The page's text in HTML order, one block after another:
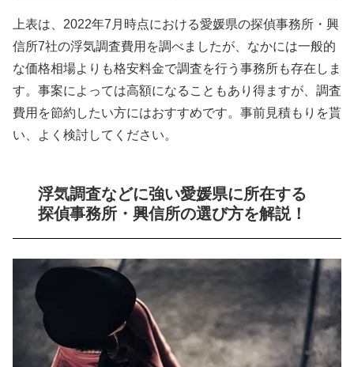
上表は、2022年7月時点における愛媛県の探偵事務所・興
信所7社の浮気調査費用を調べましたが、なかには一般的
な価格相場よりも格安料金で調査を行う事務所も存在しま
す。事案によっては高額になることもあり得ますが、調査
費用を節約したい方にはおすすめです。事前見積もりを貰
い、よく検討してください。
浮気調査などに強い愛媛県に所在する
探偵事務所・興信所の選び方を解説！